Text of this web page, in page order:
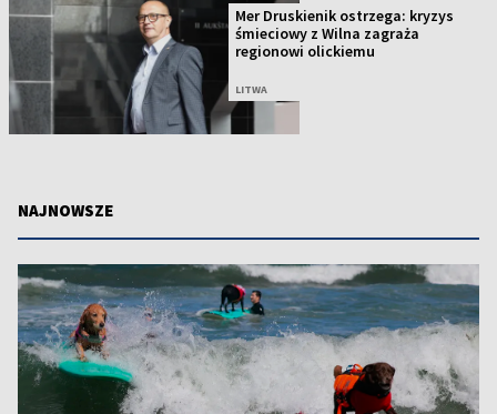
Mer Druskienik ostrzega: kryzys
śmieciowy z Wilna zagraża
regionowi olickiemu
LITWA
NAJNOWSZE